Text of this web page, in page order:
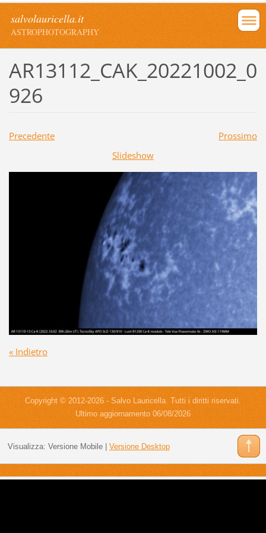
salvolauricella.it
ASTROPHOTOGRAPHY
AR13112_CAK_20221002_0
926
Precedente
Prossimo
Slideshow
« Indietro
Copyright © 2012-2026 - Salvo Lauricella. Tutti i diritti riservati.
Ultimo aggiornamento 06/08/2026
Visualizza: Versione Mobile| Versione Desktop